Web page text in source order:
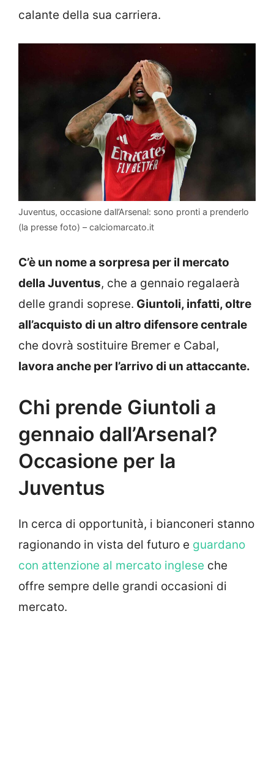
calante della sua carriera.
Juventus, occasione dall’Arsenal: sono pronti a prenderlo
(la presse foto) – calciomarcato.it
C’è un nome a sorpresa per il mercato
della Juventus, che a gennaio regalaerà
delle grandi soprese. Giuntoli, infatti, oltre
all’acquisto di un altro difensore centrale
che dovrà sostituire Bremer e Cabal,
lavora anche per l’arrivo di un attaccante.
Chi prende Giuntoli a
gennaio dall’Arsenal?
Occasione per la
Juventus
In cerca di opportunità, i bianconeri stanno
ragionando in vista del futuro e guardano
con attenzione al mercato inglese che
offre sempre delle grandi occasioni di
mercato.